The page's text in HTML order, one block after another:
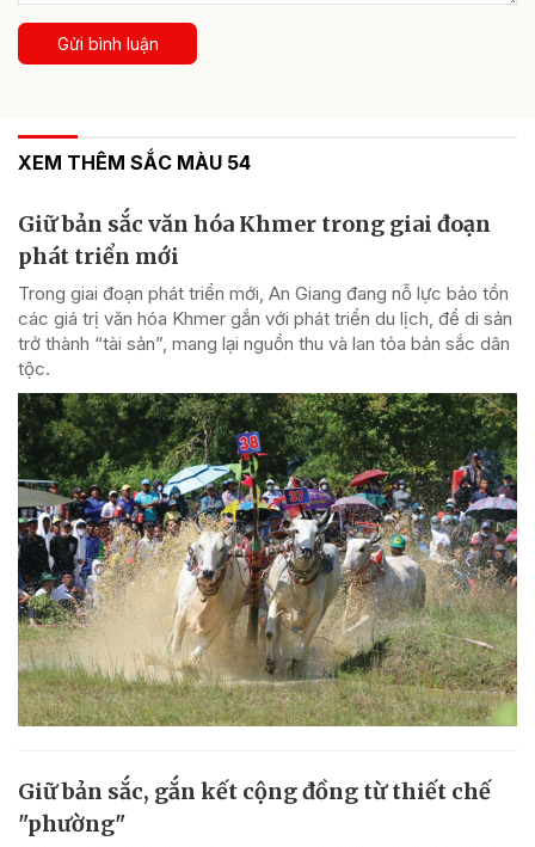
Gửi bình luận
XEM THÊM SẮC MÀU 54
Giữ bản sắc văn hóa Khmer trong giai đoạn
phát triển mới
Trong giai đoạn phát triển mới, An Giang đang nỗ lực bảo tồn
các giá trị văn hóa Khmer gắn với phát triển du lịch, để di sản
trở thành “tài sản”, mang lại nguồn thu và lan tỏa bản sắc dân
tộc.
Giữ bản sắc, gắn kết cộng đồng từ thiết chế
"phường"